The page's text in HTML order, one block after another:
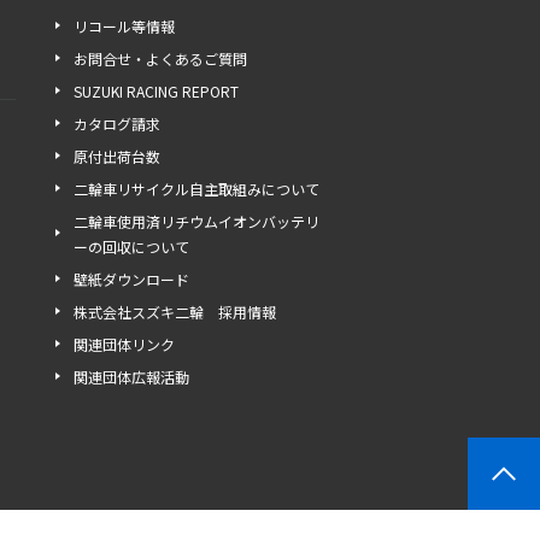
リコール等情報
お問合せ・よくあるご質問
SUZUKI RACING REPORT
カタログ請求
原付出荷台数
二輪車リサイクル自主取組みについて
二輪車使用済リチウムイオンバッテリ
ーの回収について
壁紙ダウンロード
株式会社スズキ二輪 採用情報
関連団体リンク
関連団体広報活動